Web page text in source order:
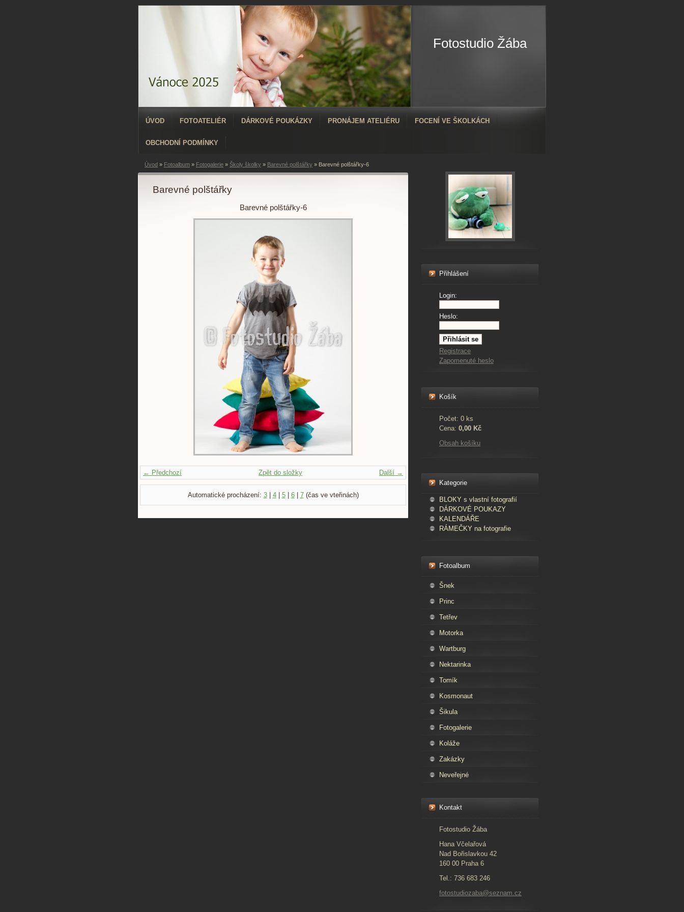
Fotostudio Žába
ÚVOD FOTOATELIÉR DÁRKOVÉ POUKÁZKY PRONÁJEM ATELIÉRU FOCENÍ VE ŠKOLKÁCH
OBCHODNÍ PODMÍNKY
Úvod » Fotoalbum » Fotogalerie » Školy školky » Barevné polštářky » Barevné polštářky-6
Barevné polštářky
Barevné polštářky-6
← Předchozí Další →
Zpět do složky
Automatické procházení: 3| 4| 5| 6| 7(čas ve vteřinách)
Přihlášení
Login:
Heslo:
Registrace
Zapomenuté heslo
Košík
Počet: 0 ks
Cena: 0,00 Kč
Obsah košíku
Kategorie
BLOKY s vlastní fotografií
DÁRKOVÉ POUKAZY
KALENDÁŘE
RÁMEČKY na fotografie
Fotoalbum
Šnek
Princ
Tetřev
Motorka
Wartburg
Nektarinka
Tomík
Kosmonaut
Šikula
Fotogalerie
Koláže
Zakázky
Neveřejné
Kontakt
Fotostudio Žába
Hana Včelařová
Nad Bořislavkou 42
160 00 Praha 6
Tel.: 736 683 246
fotostudiozaba@seznam.cz